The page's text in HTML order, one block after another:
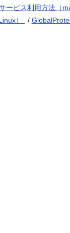
ービス利用方法（
） /